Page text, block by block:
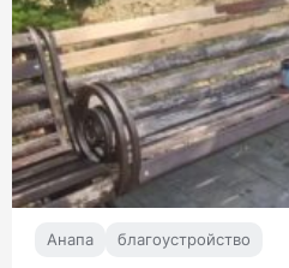
Анапа благоустройство